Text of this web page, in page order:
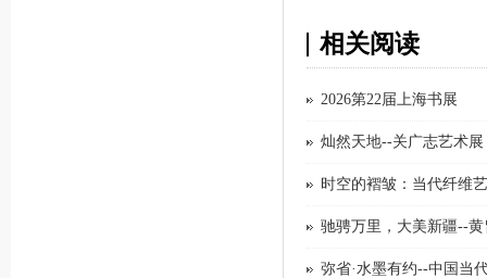
相关阅读
2026第22届上海书展
灿然天地--关广志艺术展
时空的褶皱：当代纤维
驰骋万里，大美新疆--
弥省·水墨有约--中国当